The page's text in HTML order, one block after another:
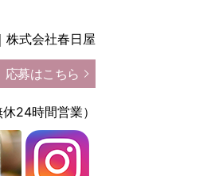
株式会社春日屋
応募はこちら
24時間営業）